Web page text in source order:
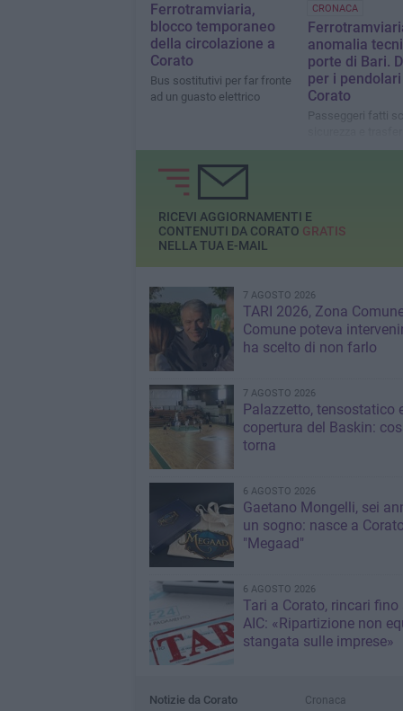
Ferrotramviaria,
blocco temporaneo
della circolazione a
Corato
Bus sostitutivi per far fronte
ad un guasto elettrico
CRONACA
anomalia
porte di Bari.
per i
Corato
Passeggeri fatti
sicurezza e
stazione centrale
RICEVI AGGIORNAMENTI E
CONTENUTI DA CORATO GRATIS
NELLA TUA E-MAIL
7 AGOSTO 2026
TARI 2026, Zona
Comune poteva
ha scelto di non farlo
7 AGOSTO 2026
Palazzetto, tensostatico
copertura del Baskin:
torna
6 AGOSTO 2026
Gaetano Mongelli, sei
un sogno: nasce a Corato
"Megaad"
6 AGOSTO 2026
Tari a Corato, rincari fino
AIC: «Ripartizione non
stangata sulle imprese»
Notizie da Corato
Cronaca